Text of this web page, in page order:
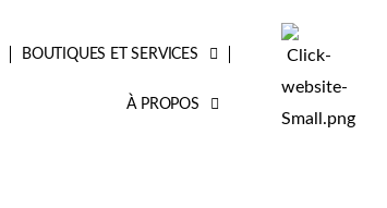
BOUTIQUES ET SERVICES
À PROPOS